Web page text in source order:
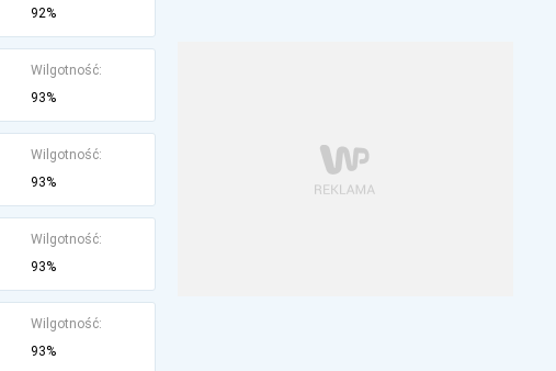
92%
Wilgotność:
93%
Wilgotność:
93%
Wilgotność:
93%
Wilgotność:
93%